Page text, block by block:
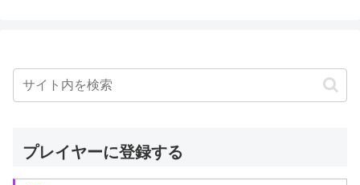
プレイヤーに登録する